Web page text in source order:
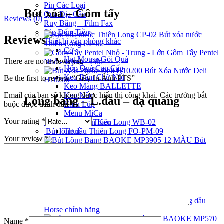
Pin Các Loại
Quả Địa Cầu
Ruy Băng – Film Fax
Sáp Đếm Tiền
Thiết bị văn phòng khác
Cờ
Hạt Mouse Gói Quà
Hộp Quà Cao Cấp
Keo Bấm Chữ Nổi
Keo Màng BALLETTE
Keo Nến
Kính Lúp
Menu MiCa
Súng Bắn Keo
Thun
Bút xóa – Gôm tẩy
Bút xóa nước
Thiên Long CP-02
Gôm Tẩy Pentel
Nhỏ - Trung - Lớn
Bút Xóa Nước Deli
H10200
Lông bảng – L.dầu – dạ quang
Bút lông bảng Thiên Long WB-02
Bút lông dầu Thiên Long FO-PM-09
Bút
Mực lông dầu
Horse chính hãng
Bút nhũ BAOKE MP570
Reviews (0)
Reviews
There are no reviews yet.
Be the first to review “Giấy In Ảnh PTS”
Email của bạn sẽ không được hiển thị công khai. Các trường bắt
buộc được đánh dấu*
Your rating *
Your review*
Name *